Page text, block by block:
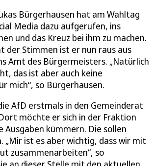
Bürgerhausen hat am Wahltag
Media dazu aufgerufen, ins
und das Kreuz bei ihm zu machen.
der Stimmen ist er nun raus aus
Amt des Bürgermeisters. „Natürlich
das ist aber auch keine
mich“, so Bürgerhausen.
AfD erstmals in den Gemeinderat
möchte er sich in der Fraktion
Ausgaben kümmern. Die sollen
„Mir ist es aber wichtig, dass wir mit
zusammenarbeiten“, so